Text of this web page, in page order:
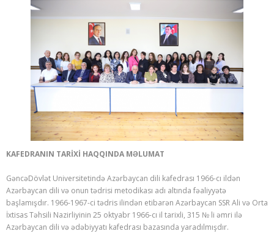
KAFEDRANIN TARİXİ HAQQINDA MƏLUMAT
GəncəDövlət Universitetində Azərbaycan dili kafedrası 1966-cı ildən
Azərbaycan dili və onun tədrisi metodikası adı altında fəaliyyətə
başlamışdır. 1966-1967-ci tədris ilindən etibarən Azərbaycan SSR Ali və Orta
İxtisas Təhsili Nazirliyinin 25 oktyabr 1966-cı il tarixli, 315 № li əmri ilə
Azərbaycan dili və ədəbiyyatı kafedrası bazasında yaradılmışdır.